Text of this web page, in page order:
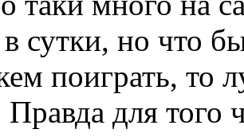
в сутки, но что
поиграть, то
для того